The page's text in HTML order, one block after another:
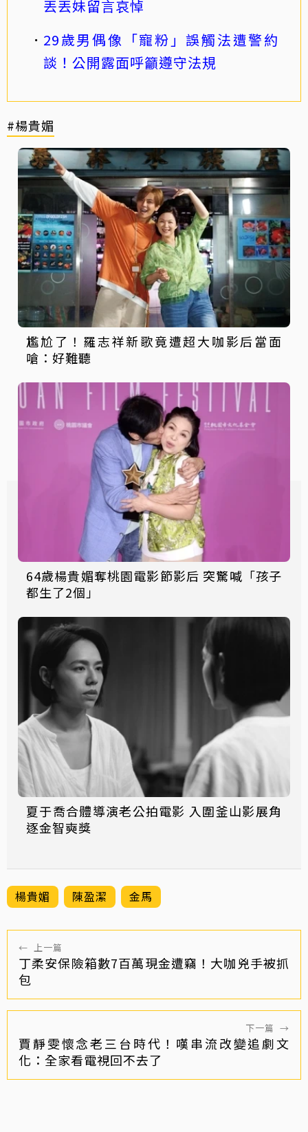
丟丟妹留言哀悼
29歲男偶像「寵粉」誤觸法遭警約
談！公開露面呼籲遵守法規
#楊貴媚
尷尬了！羅志祥新歌竟遭超大咖影后當面
嗆：好難聽
64歲楊貴媚奪桃園電影節影后 突驚喊「孩子
都生了2個」
夏于喬合體導演老公拍電影 入圍釜山影展角
逐金智奭獎
楊貴媚 陳盈潔 金馬
← 上一篇
丁柔安保險箱數7百萬現金遭竊！大咖兇手被抓
包
下一篇 →
賈靜雯懷念老三台時代！嘆串流改變追劇文
化：全家看電視回不去了